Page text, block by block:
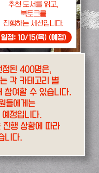
정된 400명은,
각 카테고리 별
참여할 수 있습니다.
들에게는
정입니다.
진행 상황에 따라
니다.